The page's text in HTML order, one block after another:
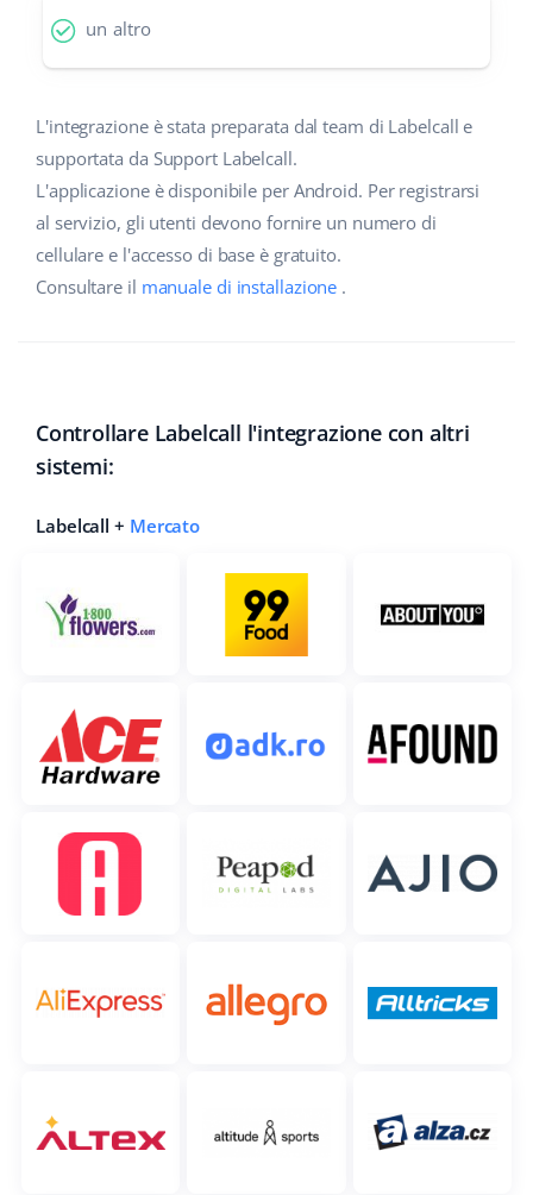
un altro
L'integrazione è stata preparata dal team di Labelcall e
supportata da Support Labelcall.
L'applicazione è disponibile per Android. Per registrarsi
al servizio, gli utenti devono fornire un numero di
cellulare e l'accesso di base è gratuito.
Consultare il manuale di installazione .
Controllare Labelcall l'integrazione con altri
sistemi:
Labelcall + Mercato